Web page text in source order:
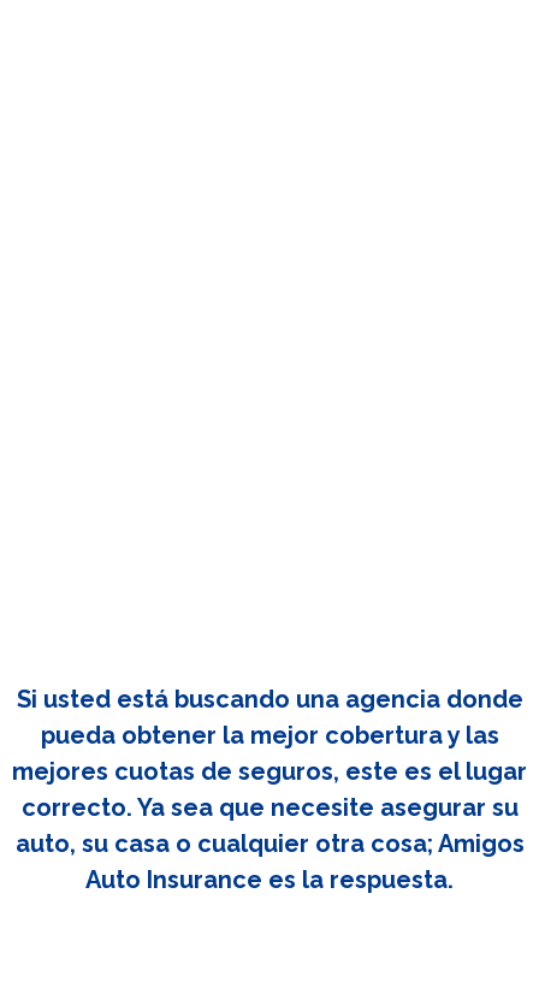
Si usted está buscando una agencia donde
pueda obtener la mejor cobertura y las
mejores cuotas de seguros, este es el lugar
correcto. Ya sea que necesite asegurar su
auto, su casa o cualquier otra cosa; Amigos
Auto Insurance es la respuesta.